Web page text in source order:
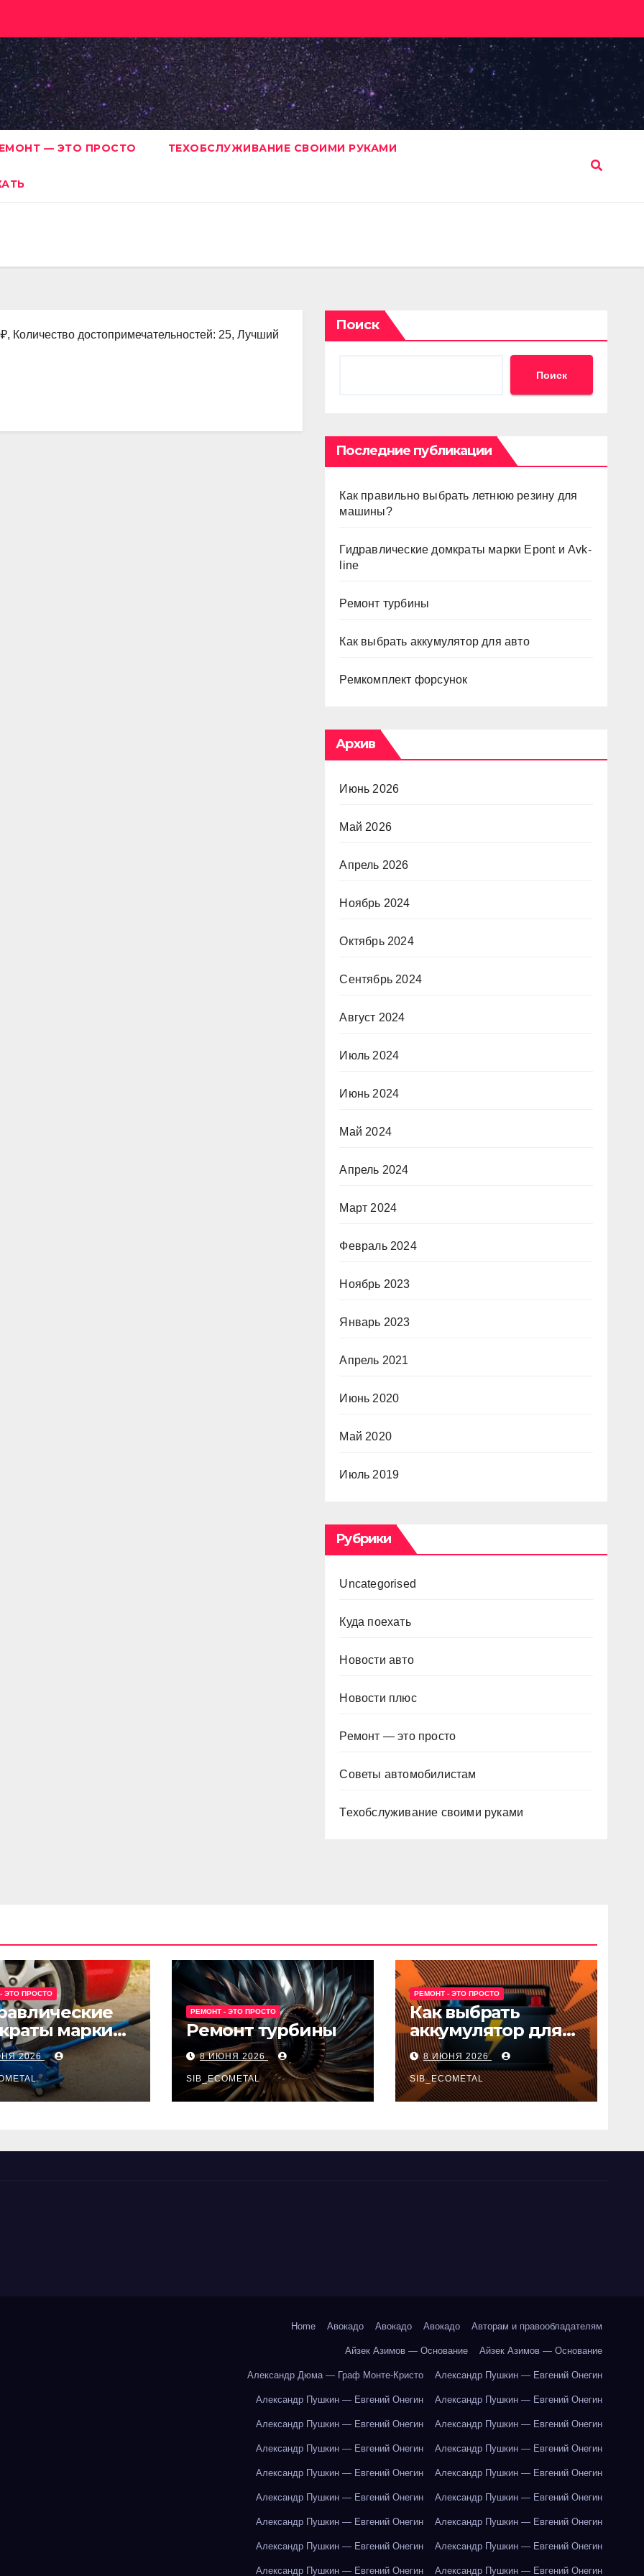
— ЭТО ПРОСТО ТЕХОБСЛУЖИВАНИЕ СВОИМИ РУКАМИ
Количество достопримечательностей: 25, Лучший
Поиск
Поиск
Последние публикации
Как правильно выбрать летнюю резину для
машины?
Гидравлические домкраты марки Epont и Avk-
line
Ремонт турбины
Как выбрать аккумулятор для авто
Ремкомплект форсунок
Архив
Июнь 2026
Май 2026
Апрель 2026
Ноябрь 2024
Октябрь 2024
Сентябрь 2024
Август 2024
Июль 2024
Июнь 2024
Май 2024
Апрель 2024
Март 2024
Февраль 2024
Ноябрь 2023
Январь 2023
Апрель 2021
Июнь 2020
Май 2020
Июль 2019
Рубрики
Uncategorised
Куда поехать
Новости авто
Новости плюс
Ремонт — это просто
Советы автомобилистам
Техобслуживание своими руками
ЭТО ПРОСТО
марки
и Avk-line
2026
РЕМОНТ - ЭТО ПРОСТО
Ремонт турбины
8 ИЮНЯ 2026
SIB_ECOMETAL
РЕМОНТ - ЭТО ПРОСТО
Как выбрать
аккумулятор для
авто
8 ИЮНЯ 2026
SIB_ECOMETAL
Home Авокадо Авокадо Авокадо Авторам и правообладателям
Айзек Азимов — Основание Айзек Азимов — Основание
Александр Дюма — Граф Монте-Кристо Александр Пушкин — Евгений Онегин
Александр Пушкин — Евгений Онегин Александр Пушкин — Евгений Онегин
Александр Пушкин — Евгений Онегин Александр Пушкин — Евгений Онегин
Александр Пушкин — Евгений Онегин Александр Пушкин — Евгений Онегин
Александр Пушкин — Евгений Онегин Александр Пушкин — Евгений Онегин
Александр Пушкин — Евгений Онегин Александр Пушкин — Евгений Онегин
Александр Пушкин — Евгений Онегин Александр Пушкин — Евгений Онегин
Александр Пушкин — Евгений Онегин Александр Пушкин — Евгений Онегин
Александр Пушкин — Евгений Онегин Александр Пушкин — Евгений Онегин